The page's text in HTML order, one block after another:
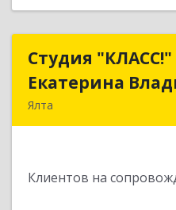
Студия
Екатерина
Ялта
Клиентов на
Студия